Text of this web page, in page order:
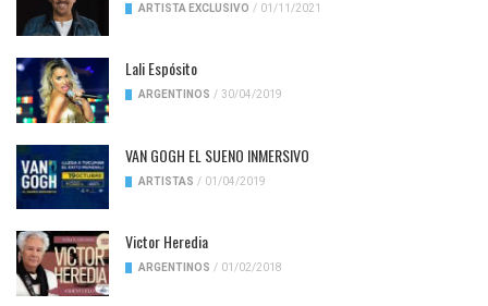
ARTISTA EXCLUSIVO / 01/11/2021
Lali Espósito
ARGENTINOS / 30/04/2019
VAN GOGH EL SUENO INMERSIVO
ARTISTAS / 01/04/2019
Victor Heredia
ARGENTINOS / 01/02/2018